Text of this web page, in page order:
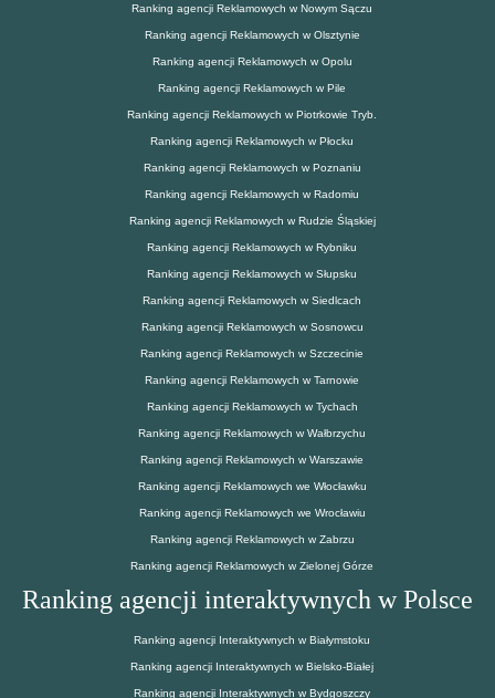
Ranking agencji Reklamowych w Nowym Sączu
Ranking agencji Reklamowych w Olsztynie
Ranking agencji Reklamowych w Opolu
Ranking agencji Reklamowych w Pile
Ranking agencji Reklamowych w Piotrkowie Tryb.
Ranking agencji Reklamowych w Płocku
Ranking agencji Reklamowych w Poznaniu
Ranking agencji Reklamowych w Radomiu
Ranking agencji Reklamowych w Rudzie Śląskiej
Ranking agencji Reklamowych w Rybniku
Ranking agencji Reklamowych w Słupsku
Ranking agencji Reklamowych w Siedlcach
Ranking agencji Reklamowych w Sosnowcu
Ranking agencji Reklamowych w Szczecinie
Ranking agencji Reklamowych w Tarnowie
Ranking agencji Reklamowych w Tychach
Ranking agencji Reklamowych w Wałbrzychu
Ranking agencji Reklamowych w Warszawie
Ranking agencji Reklamowych we Włocławku
Ranking agencji Reklamowych we Wrocławiu
Ranking agencji Reklamowych w Zabrzu
Ranking agencji Reklamowych w Zielonej Górze
Ranking agencji interaktywnych w Polsce
Ranking agencji Interaktywnych w Białymstoku
Ranking agencji Interaktywnych w Bielsko-Białej
Ranking agencji Interaktywnych w Bydgoszczy